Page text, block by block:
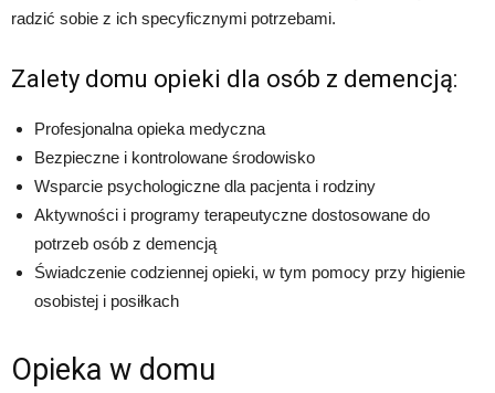
radzić sobie z ich specyficznymi potrzebami.
Zalety domu opieki dla osób z demencją:
Profesjonalna opieka medyczna
Bezpieczne i kontrolowane środowisko
Wsparcie psychologiczne dla pacjenta i rodziny
Aktywności i programy terapeutyczne dostosowane do
potrzeb osób z demencją
Świadczenie codziennej opieki, w tym pomocy przy higienie
osobistej i posiłkach
Opieka w domu